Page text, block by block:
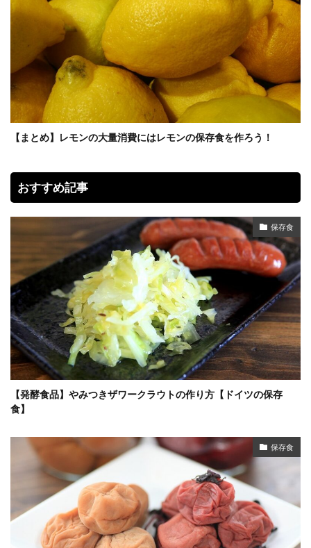
【まとめ】レモンの大量消費にはレモンの保存食を作ろう！
おすすめ記事
保存食
【発酵食品】やみつきザワークラウトの作り方【ドイツの保存
食】
保存食